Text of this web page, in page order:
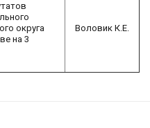
округа
на 3
Воловик К.Е.